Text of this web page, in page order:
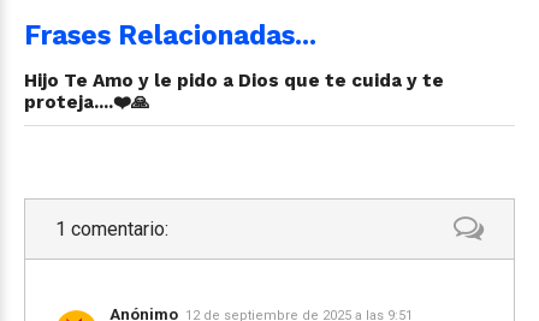
Frases Relacionadas...
Hijo Te Amo y le pido a Dios que te cuida y te
proteja....❤️🙏
1 comentario:
Anónimo 12 de septiembre de 2025 a las 9:51